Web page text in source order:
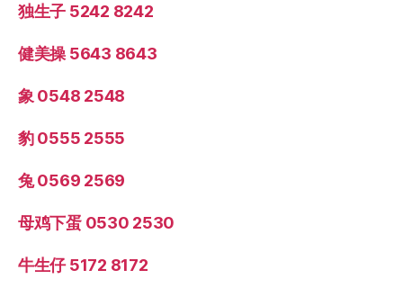
独生子 5242 8242
健美操 5643 8643
象 0548 2548
豹 0555 2555
兔 0569 2569
母鸡下蛋 0530 2530
牛生仔 5172 8172